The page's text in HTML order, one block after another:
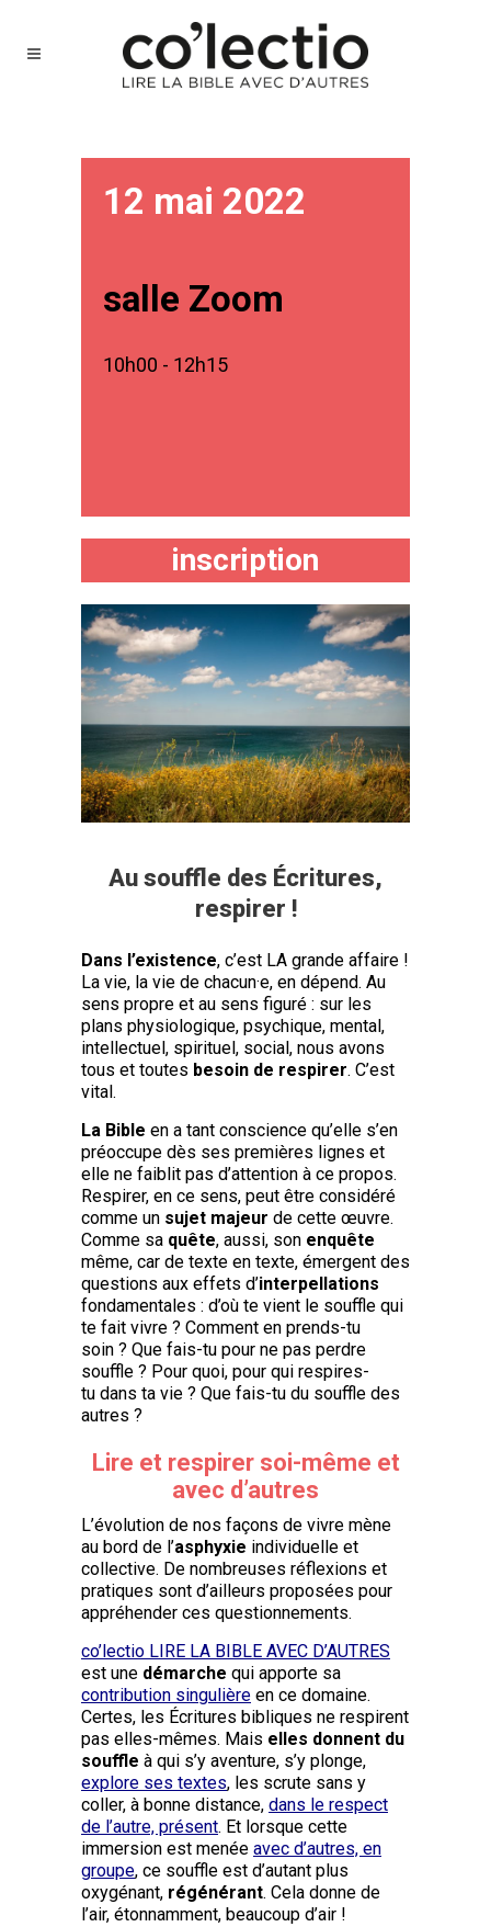
12 mai 2022
salle Zoom
10h00 - 12h15
inscription
Au souffle des Écritures,
respirer !
Dans l’existence, c’est LA grande affaire !
La vie, la vie de chacun·e, en dépend. Au
sens propre et au sens figuré : sur les
plans physiologique, psychique, mental,
intellectuel, spirituel, social, nous avons
tous et toutes besoin de respirer. C’est
vital.
La Bible en a tant conscience qu’elle s’en
préoccupe dès ses premières lignes et
elle ne faiblit pas d’attention à ce propos.
Respirer, en ce sens, peut être considéré
comme un sujet majeur de cette œuvre.
Comme sa quête, aussi, son enquête
même, car de texte en texte, émergent des
questions aux effets d’interpellations
fondamentales : d’où te vient le souffle qui
te fait vivre ? Comment en prends-tu
soin ? Que fais-tu pour ne pas perdre
souffle ? Pour quoi, pour qui respires-
tu dans ta vie ? Que fais-tu du souffle des
autres ?
Lire et respirer soi-même et
avec d’autres
L’évolution de nos façons de vivre mène
au bord de l’asphyxie individuelle et
collective. De nombreuses réflexions et
pratiques sont d’ailleurs proposées pour
appréhender ces questionnements.
co’lectio LIRE LA BIBLE AVEC D’AUTRES
est une démarche qui apporte sa
contribution singulière en ce domaine.
Certes, les Écritures bibliques ne respirent
pas elles-mêmes. Mais elles donnent du
souffle à qui s’y aventure, s’y plonge,
explore ses textes, les scrute sans y
coller, à bonne distance, dans le respect
de l’autre, présent. Et lorsque cette
immersion est menée avec d’autres, en
groupe, ce souffle est d’autant plus
oxygénant, régénérant. Cela donne de
l’air, étonnamment, beaucoup d’air !